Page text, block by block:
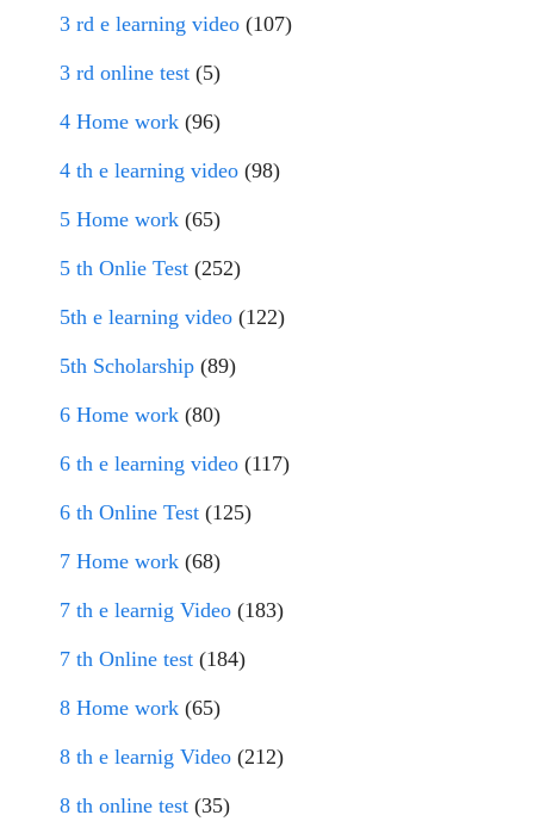
3 rd e learning video (107)
3 rd online test (5)
4 Home work (96)
4 th e learning video (98)
5 Home work (65)
5 th Onlie Test (252)
5th e learning video (122)
5th Scholarship (89)
6 Home work (80)
6 th e learning video (117)
6 th Online Test (125)
7 Home work (68)
7 th e learnig Video (183)
7 th Online test (184)
8 Home work (65)
8 th e learnig Video (212)
8 th online test (35)